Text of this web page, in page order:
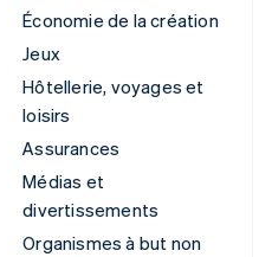
Économie de la création
Jeux
Hôtellerie, voyages et
loisirs
Assurances
Médias et
divertissements
Organismes à but non